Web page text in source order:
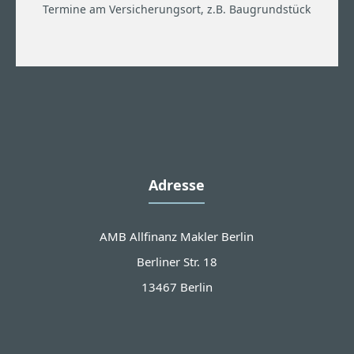
Termine am Versicherungsort, z.B. Baugrundstück
Adresse
AMB Allfinanz Makler Berlin
Berliner Str. 18
13467 Berlin